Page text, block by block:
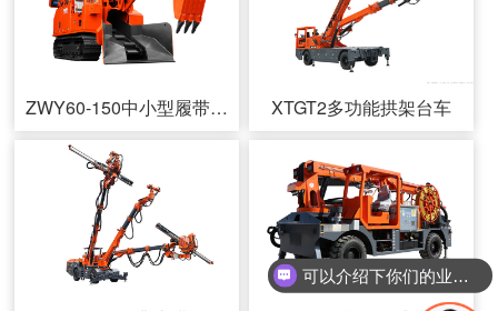
ZWY60-150中小型履带式挖掘装载机 XTGT2多功能拱架台车